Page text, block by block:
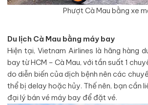
Phượt Cà Mau bằng xe
Du lịch Cà Mau bằng máy bay
Hiện tại, Vietnam Airlines là hãng hàng
bay từ HCM – Cà Mau, với tần suất 1
do diễn biến của dịch bệnh nên các
thể bị delay hoặc hủy. Thế nên, bạn cần
đại lý bán vé máy bay để đặt vé.